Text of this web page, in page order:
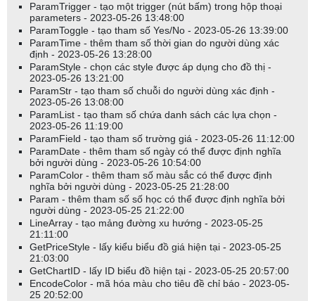
ParamTrigger - tạo một trigger (nút bấm) trong hộp thoại
parameters - 2023-05-26 13:48:00
ParamToggle - tạo tham số Yes/No - 2023-05-26 13:39:00
ParamTime - thêm tham số thời gian do người dùng xác
định - 2023-05-26 13:28:00
ParamStyle - chọn các style được áp dụng cho đồ thị -
2023-05-26 13:21:00
ParamStr - tạo tham số chuỗi do người dùng xác định -
2023-05-26 13:08:00
ParamList - tạo tham số chứa danh sách các lựa chọn -
2023-05-26 11:19:00
ParamField - tạo tham số trường giá - 2023-05-26 11:12:00
ParamDate - thêm tham số ngày có thể được định nghĩa
bởi người dùng - 2023-05-26 10:54:00
ParamColor - thêm tham số màu sắc có thể được định
nghĩa bởi người dùng - 2023-05-25 21:28:00
Param - thêm tham số số học có thể được định nghĩa bởi
người dùng - 2023-05-25 21:22:00
LineArray - tạo mảng đường xu hướng - 2023-05-25
21:11:00
GetPriceStyle - lấy kiểu biểu đồ giá hiện tại - 2023-05-25
21:03:00
GetChartID - lấy ID biểu đồ hiện tại - 2023-05-25 20:57:00
EncodeColor - mã hóa màu cho tiêu đề chỉ báo - 2023-05-
25 20:52:00